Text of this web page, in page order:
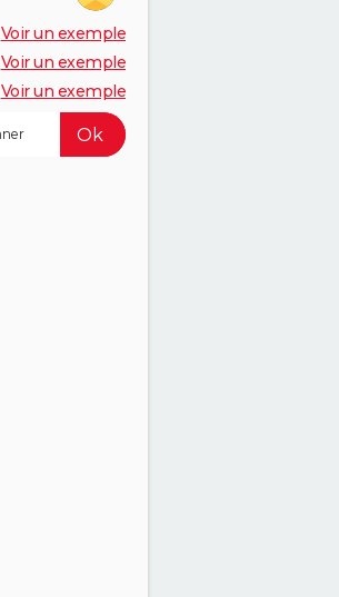
Voir un exemple
Voir un exemple
Voir un exemple